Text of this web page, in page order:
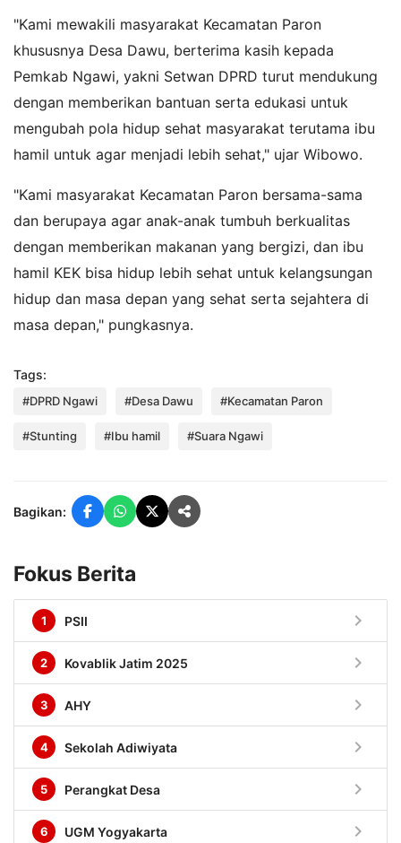
"Kami mewakili masyarakat Kecamatan Paron
khususnya Desa Dawu, berterima kasih kepada
Pemkab Ngawi, yakni Setwan DPRD turut mendukung
dengan memberikan bantuan serta edukasi untuk
mengubah pola hidup sehat masyarakat terutama ibu
hamil untuk agar menjadi lebih sehat," ujar Wibowo.
"Kami masyarakat Kecamatan Paron bersama-sama
dan berupaya agar anak-anak tumbuh berkualitas
dengan memberikan makanan yang bergizi, dan ibu
hamil KEK bisa hidup lebih sehat untuk kelangsungan
hidup dan masa depan yang sehat serta sejahtera di
masa depan," pungkasnya.
Tags:
#DPRD Ngawi #Desa Dawu #Kecamatan Paron
#Stunting #Ibu hamil #Suara Ngawi
Bagikan:
Fokus Berita
1 PSII chevron_right
2 Kovablik Jatim 2025 chevron_right
3 AHY chevron_right
4 Sekolah Adiwiyata chevron_right
5 Perangkat Desa chevron_right
6 UGM Yogyakarta chevron_right